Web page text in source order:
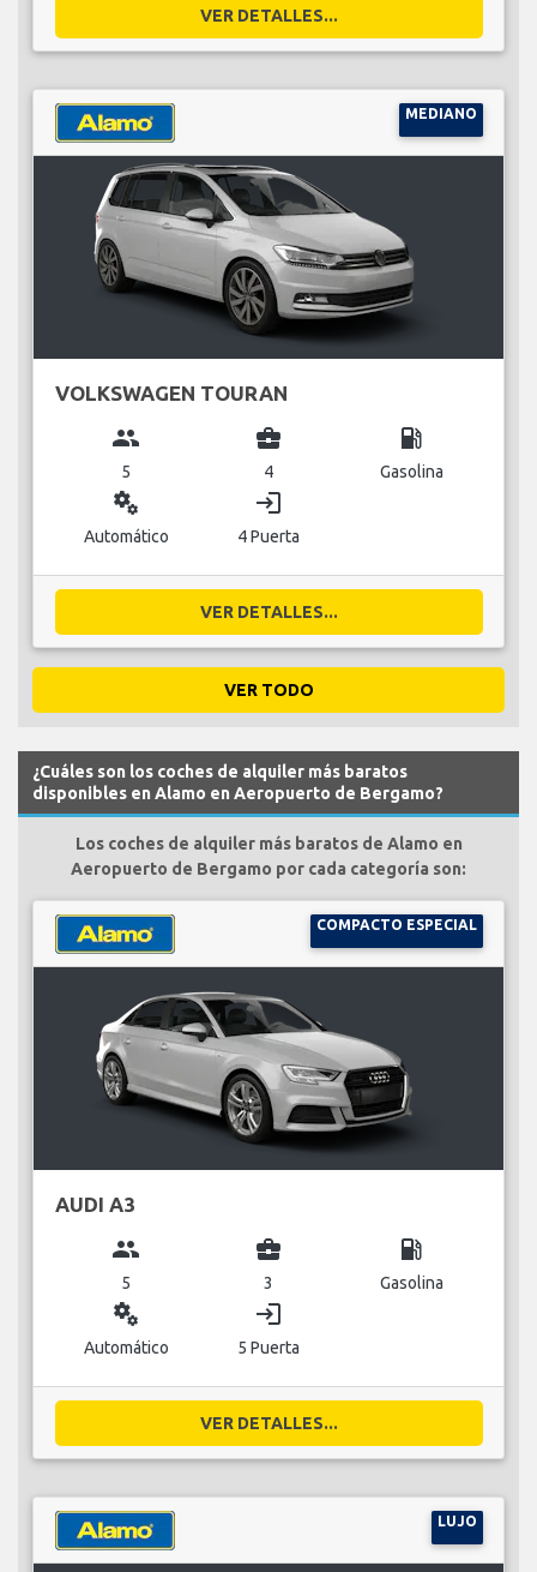
VER DETALLES...
MEDIANO
VOLKSWAGEN TOURAN
group
5
business_center
4
local_gas_station
Gasolina
miscellaneous_services
Automático
login
4 Puerta
VER DETALLES...
VER TODO
¿Cuáles son los coches de alquiler más baratos
disponibles en Alamo en Aeropuerto de Bergamo?
Los coches de alquiler más baratos de Alamo en
Aeropuerto de Bergamo por cada categoría son:
COMPACTO ESPECIAL
AUDI A3
group
5
business_center
3
local_gas_station
Gasolina
miscellaneous_services
Automático
login
5 Puerta
VER DETALLES...
LUJO